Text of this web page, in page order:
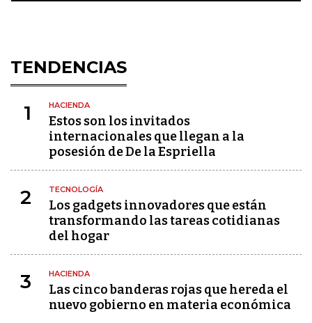
TENDENCIAS
1 HACIENDA
Estos son los invitados
internacionales que llegan a la
posesión de De la Espriella
2 TECNOLOGÍA
Los gadgets innovadores que están
transformando las tareas cotidianas
del hogar
3 HACIENDA
Las cinco banderas rojas que hereda el
nuevo gobierno en materia económica